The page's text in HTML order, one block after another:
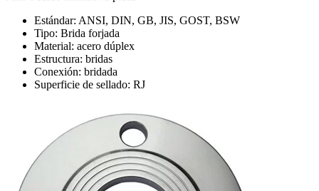
Estándar: ANSI, DIN, GB, JIS, GOST, BSW
Tipo: Brida forjada
Material: acero dúplex
Estructura: bridas
Conexión: bridada
Superficie de sellado: RJ